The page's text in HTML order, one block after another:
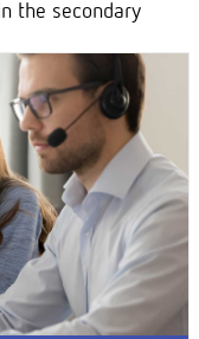
the secondary